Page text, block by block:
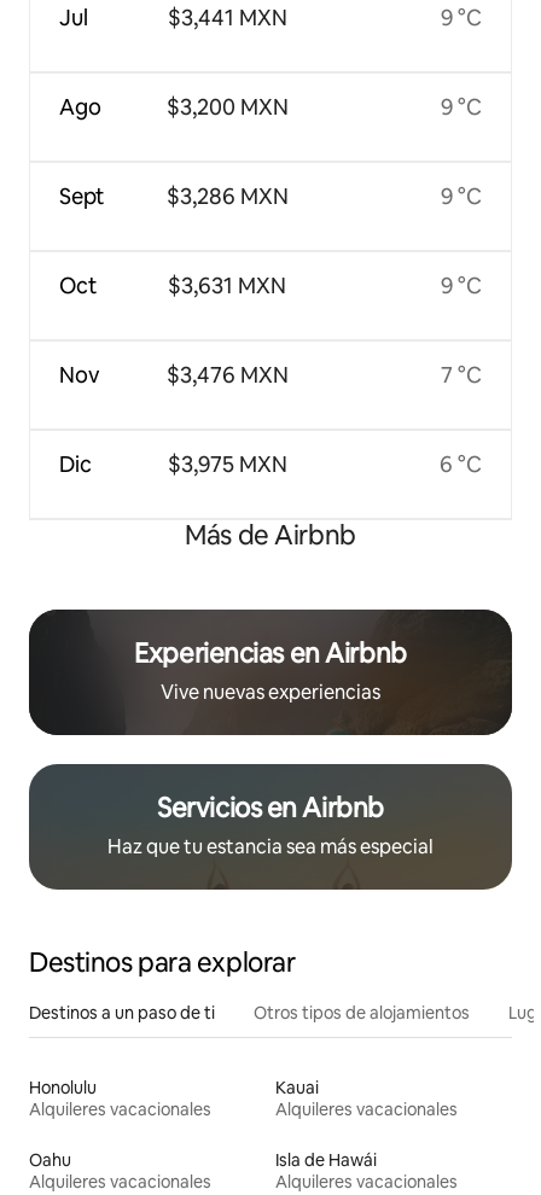
Jul
Ago
Sept
Oct
Nov
Dic
$3,441 MXN
$3,200 MXN
$3,286 MXN
$3,631 MXN
$3,476 MXN
$3,975 MXN
9 °C
9 °C
9 °C
9 °C
7 °C
6 °C
Más de Airbnb
Experiencias en Airbnb
Vive nuevas experiencias
Servicios en Airbnb
Haz que tu estancia sea más especial
Destinos para explorar
Destinos a un paso de ti Otros tipos de alojamientos
Honolulu
Alquileres vacacionales
Kauai
Alquileres vacacionales
Oahu
Alquileres vacacionales
Isla de Hawái
Alquileres vacacionales